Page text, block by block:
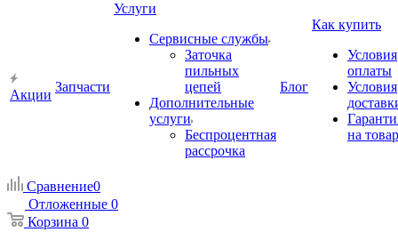
Акции
Запчасти
Услуги
Сервисные службы
Заточка
пильных
цепей
Дополнительные
услуги
Беспроцентная
рассрочка
Блог
Как купить
Условия
оплаты
Условия
на товар
Сравнение0
Отложенные 0
Корзина 0